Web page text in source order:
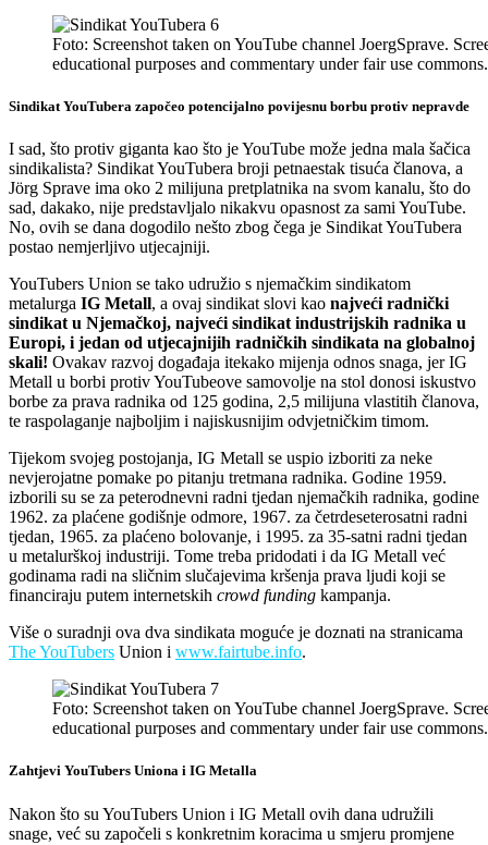
Foto: Screenshot taken on YouTube channel JoergSprave.
educational purposes and commentary under fair use commons.
Sindikat YouTubera započeo potencijalno povijesnu borbu protiv nepravde
I sad, što protiv giganta kao što je YouTube može jedna mala šačica
sindikalista? Sindikat YouTubera broji petnaestak tisuća članova, a
Jörg Sprave ima oko 2 milijuna pretplatnika na svom kanalu, što do
sad, dakako, nije predstavljalo nikakvu opasnost za sami YouTube.
No, ovih se dana dogodilo nešto zbog čega je Sindikat YouTubera
postao nemjerljivo utjecajniji.
YouTubers Union se tako udružio s njemačkim sindikatom
metalurga IG Metall, a ovaj sindikat slovi kao najveći radnički
sindikat u Njemačkoj, najveći sindikat industrijskih radnika u
Europi, i jedan od utjecajnijih radničkih sindikata na globalnoj
skali! Ovakav razvoj događaja itekako mijenja odnos snaga, jer IG
Metall u borbi protiv YouTubeove samovolje na stol donosi iskustvo
borbe za prava radnika od 125 godina, 2,5 milijuna vlastitih članova,
te raspolaganje najboljim i najiskusnijim odvjetničkim timom.
Tijekom svojeg postojanja, IG Metall se uspio izboriti za neke
nevjerojatne pomake po pitanju tretmana radnika. Godine 1959.
izborili su se za peterodnevni radni tjedan njemačkih radnika, godine
1962. za plaćene godišnje odmore, 1967. za četrdeseterosatni radni
tjedan, 1965. za plaćeno bolovanje, i 1995. za 35-satni radni tjedan
u metalurškoj industriji. Tome treba pridodati i da IG Metall već
godinama radi na sličnim slučajevima kršenja prava ljudi koji se
financiraju putem internetskih crowd funding kampanja.
Više o suradnji ova dva sindikata moguće je doznati na stranicama
The YouTubers Union i www.fairtube.info.
Foto: Screenshot taken on YouTube channel JoergSprave.
educational purposes and commentary under fair use commons.
Zahtjevi YouTubers Uniona i IG Metalla
Nakon što su YouTubers Union i IG Metall ovih dana udružili
snage, već su započeli s konkretnim koracima u smjeru promjene